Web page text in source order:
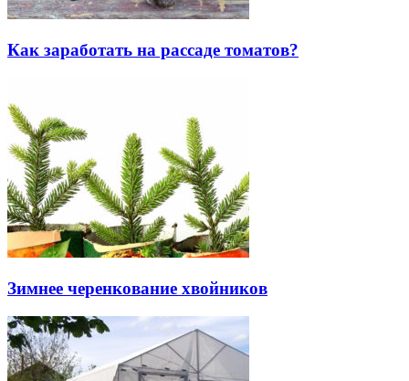
Как заработать на рассаде томатов?
Зимнее черенкование хвойников